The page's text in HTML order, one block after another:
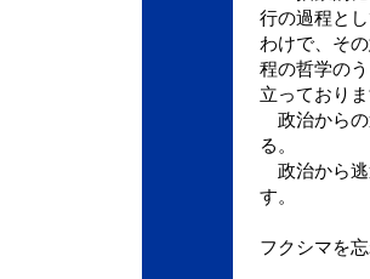
行の過程と
わけで、そ
程の哲学の
立っており
政治からの
る。
政治から逃
す。
フクシマを